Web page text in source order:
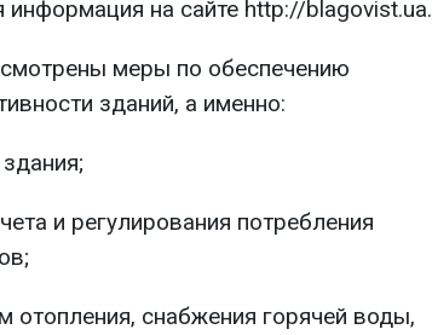
информация на сайте http://blagovist.ua.
меры по обеспечению
зданий, а именно:
и регулирования потребления
отопления, снабжения горячей воды,